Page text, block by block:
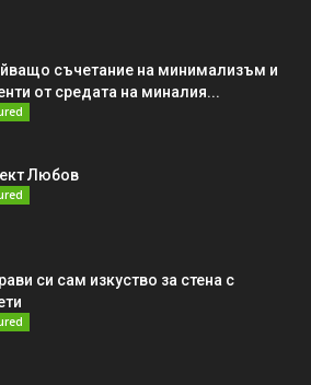
съчетание на минимализъм и
от средата на миналия...
Любов
си сам изкуство за стена с